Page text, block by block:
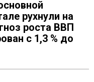
рухнули на
роста ВВП
с 1,3 % до